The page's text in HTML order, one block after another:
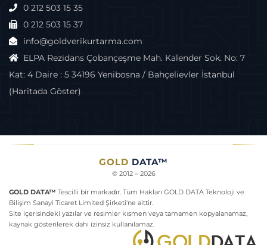
0 212 503 15 35
0 212 503 15 37
info@goldverikurtarma.com
ELPA Rezidans Çobançeşme Mah. Kalender Sok. No: 7
Kat: 4 Daire : 5 34196 Yenibosna / Bahçelievler İstanbul
(Haritada Göster)
GOLD DATA™
© 2012 – 2026
GOLD DATA™ Tescilli bir markadır. Tüm Hakları GOLD DATA Teknoloji ve
Bilişim Sanayi Ticaret Limited Şirketi'ne aittir.
Site içerisindeki yazılar ve resimler kısmen veya tamamen kopyalanamaz,
kaynak gösterilerek dahi izinsiz kullanılamaz.